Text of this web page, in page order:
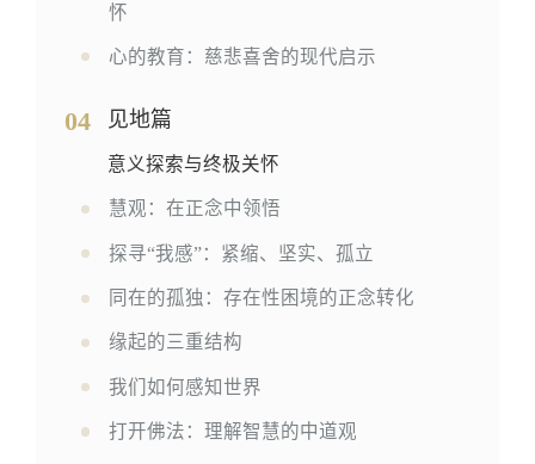
怀
心的教育：慈悲喜舍的现代启示
04 见地篇
意义探索与终极关怀
慧观：在正念中领悟
探寻“我感”：紧缩、坚实、孤立
同在的孤独：存在性困境的正念转化
缘起的三重结构
我们如何感知世界
打开佛法：理解智慧的中道观